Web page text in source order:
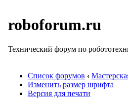
roboforum.ru
Технический форум по
Список форумов ‹
Изменить размер шрифта
Версия для печати